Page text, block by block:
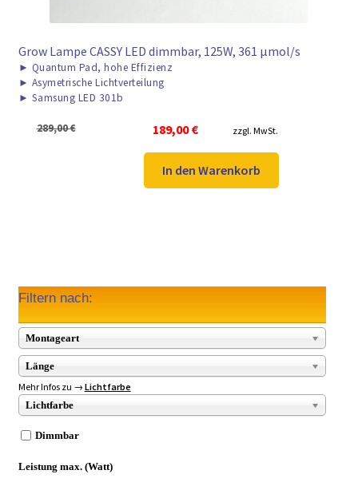
Grow Lampe CASSY LED dimmbar, 125W, 361 μmol/s
► Quantum Pad, hohe Effizienz
► Asymetrische Lichtverteilung
► Samsung LED 301b
289,00€
Ursprünglicher
war:
289,00 €
189,00€
Aktueller
ist:
189,00 €.
zzgl. MwSt.
In den Warenkorb
Filtern nach:
Montageart
Länge
Mehr Infos zu → Lichtfarbe
Lichtfarbe
Dimmbar
Leistung max. (Watt)